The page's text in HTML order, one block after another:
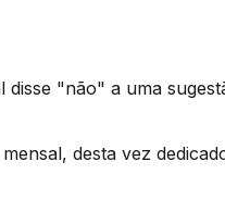
disse "não" a uma
desta vez